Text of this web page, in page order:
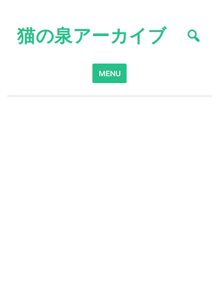
content猫の泉アーカイブ
Search
for:
MENU